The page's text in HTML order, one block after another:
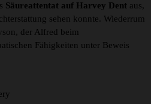
Säureattentat auf Harvey Dent aus,
sehen konnte. Wiederrum
der Alfred beim
Fähigkeiten unter Beweis